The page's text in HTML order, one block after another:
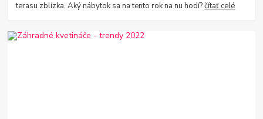
terasu zblízka. Aký nábytok sa na tento rok na nu hodí?čítať celé